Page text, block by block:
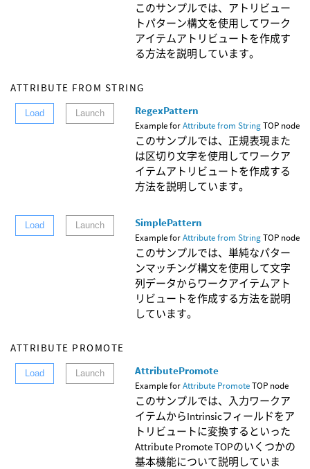
このサンプルでは、アトリビュー
トパターン構文を使用してワーク
アイテムアトリビュートを作成す
る方法を説明しています。
ATTRIBUTE FROM STRING
Load Launch RegexPattern
Example forAttribute from StringTOP node
このサンプルでは、正規表現また
は区切り文字を使用してワークア
イテムアトリビュートを作成する
方法を説明しています。
Load Launch SimplePattern
Example forAttribute from StringTOP node
このサンプルでは、単純なパター
ンマッチング構文を使用して文字
列データからワークアイテムアト
リビュートを作成する方法を説明
しています。
ATTRIBUTE PROMOTE
Load Launch AttributePromote
Example forAttribute PromoteTOP node
このサンプルでは、入力ワークア
イテムからIntrinsicフィールドをア
トリビュートに変換するといった
Attribute Promote TOPのいくつかの
基本機能について説明していま